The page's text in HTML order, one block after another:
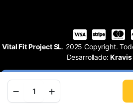
Vital Fit Project SL. 2025 Copyright.
Desarrollado:Kravis
Tienda